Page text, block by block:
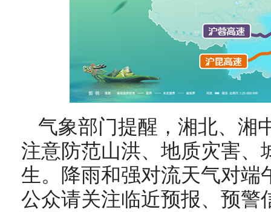
气象部门提醒，湘北、湘
注意防范山洪、地质灾害、
生。降雨和强对流天气对端
公众请关注临近预报、预警